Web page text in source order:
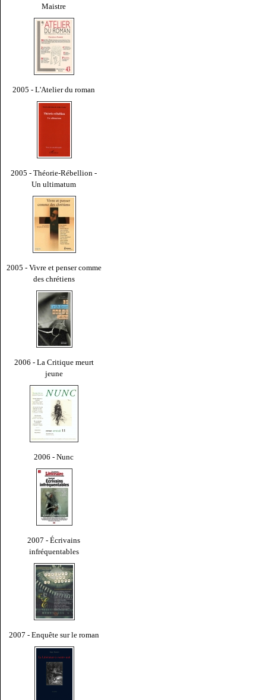
Maistre
2005 - L'Atelier du roman
2005 - Théorie-Rébellion -
Un ultimatum
2005 - Vivre et penser comme
des chrétiens
2006 - La Critique meurt
jeune
2006 - Nunc
2007 - Écrivains
infréquentables
2007 - Enquête sur le roman